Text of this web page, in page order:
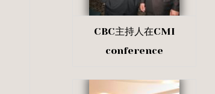
CBC主持人在CMI
conference